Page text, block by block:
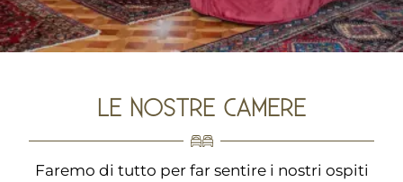
LE NOSTRE CAMERE
Faremo di tutto per far sentire i nostri ospiti